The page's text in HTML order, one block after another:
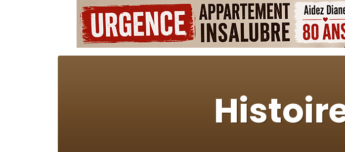
3 personnes viennent de faire un don pour 5 jours
Odaya vient de donner son Maasser
2 personnes viennent de nous rejoindre sur WhatsApp
13 personnes viennent de demander une bénédiction
3 personnes viennent de nous rejoindre sur WhatsApp
2 personnes viennent de nous rejoindre sur WhatsApp